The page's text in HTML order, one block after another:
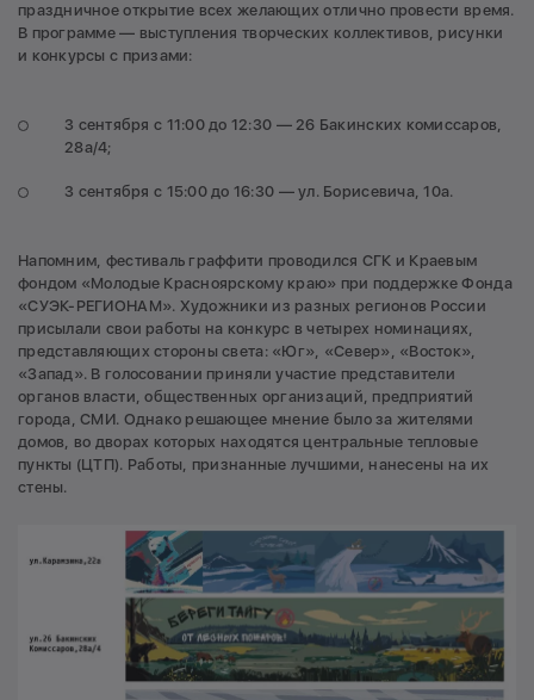
праздничное открытие всех желающих отлично провести время.
В программе — выступления творческих коллективов, рисунки
и конкурсы с призами:
3 сентября с 11:00 до 12:30 — 26 Бакинских комиссаров,
28а/4;
3 сентября с 15:00 до 16:30 — ул. Борисевича, 10а.
Напомним, фестиваль граффити проводился СГК и Краевым
фондом «Молодые Красноярскому краю» при поддержке Фонда
«СУЭК-РЕГИОНАМ». Художники из разных регионов России
присылали свои работы на конкурс в четырех номинациях,
представляющих стороны света: «Юг», «Север», «Восток»,
«Запад». В голосовании приняли участие представители
органов власти, общественных организаций, предприятий
города, СМИ. Однако решающее мнение было за жителями
домов, во дворах которых находятся центральные тепловые
пункты (ЦТП). Работы, признанные лучшими, нанесены на их
стены.